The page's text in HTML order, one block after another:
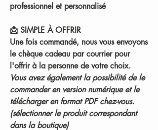
professionnel et personnalisé
📩 SIMPLE À OFFRIR
Une fois commandé, nous vous envoyons
le chèque cadeau par courrierpour
l'offrir à la personne de votre choix.
Vous avez également la possibilité de le
commander en version numérique et le
télécharger en format PDF chez-vous.
(sélectionner le produit correspondant
dans la boutique)